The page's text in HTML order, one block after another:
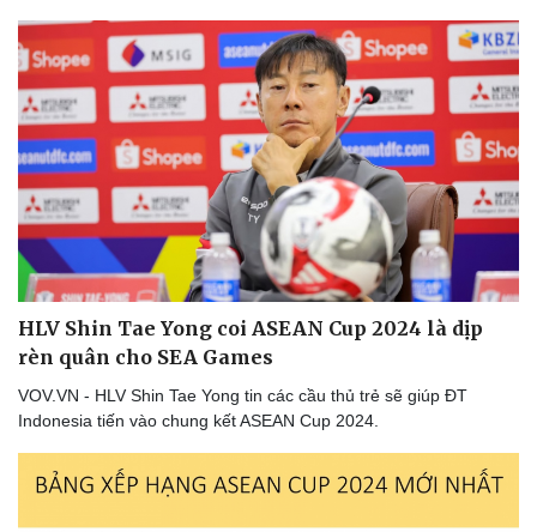
HLV Shin Tae Yong coi ASEAN Cup 2024 là dịp
rèn quân cho SEA Games
VOV.VN - HLV Shin Tae Yong tin các cầu thủ trẻ sẽ giúp ĐT
Indonesia tiến vào chung kết ASEAN Cup 2024.